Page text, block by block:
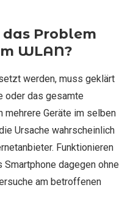
Problem
WLAN?
werden, muss geklärt
oder das gesamte
Geräte im selben
Ursache wahrscheinlich
Funktionieren
dagegen ohne
am betroffenen